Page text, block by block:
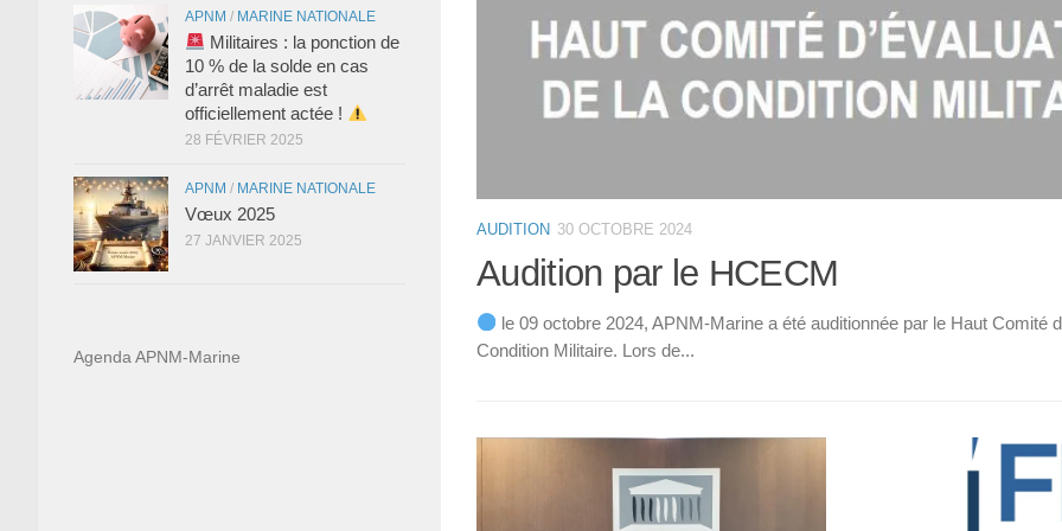
d’APNM-Marine à
– Commission de
clé pour...
AUDITION 30 OCTOBRE 2024
Audition par le HCECM
le 09 octobre 2024, APNM-Marine a été auditionnée par le Haut Comité
Condition Militaire. Lors de...
APNM / MARINE NATIONALE
Militaires : la ponction de
10 % de la solde en cas
d’arrêt maladie est
officiellement actée !
28 FÉVRIER 2025
APNM / MARINE NATIONALE
Vœux 2025
27 JANVIER 2025
Agenda APNM-Marine